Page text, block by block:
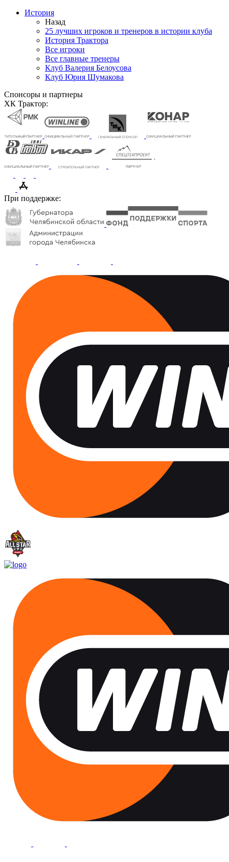
История
Назад
25 лучших игроков и тренеров в истории клуба
История Трактора
Все игроки
Все главные тренеры
Клуб Валерия Белоусова
Клуб Юрия Шумакова
Спонсоры и партнеры
ХК Трактор:
При поддержке: